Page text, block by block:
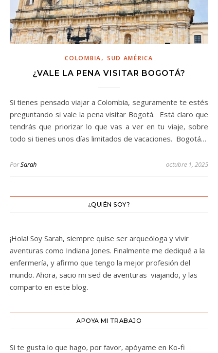
COLOMBIA, SUD AMÉRICA
¿VALE LA PENA VISITAR BOGOTÁ?
Si tienes pensado viajar a Colombia, seguramente te estés
preguntando si vale la pena visitar Bogotá. Está claro que
tendrás que priorizar lo que vas a ver en tu viaje, sobre
todo si tienes unos días limitados de vacaciones. Bogotá…
PorSarah octubre 1, 2025
¿QUIÉN SOY?
¡Hola! Soy Sarah, siempre quise ser arqueóloga y vivir
aventuras como Indiana Jones. Finalmente me dediqué a la
enfermería, y afirmo que tengo la mejor profesión del
mundo. Ahora, sacio mi sed de aventuras viajando, y las
comparto en este blog.
APOYA MI TRABAJO
Si te gusta lo que hago, por favor, apóyame en Ko-fi